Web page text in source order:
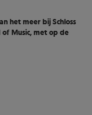
het meer bij Schloss
Music, met op de